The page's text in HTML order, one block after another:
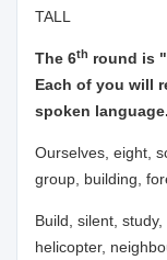
TALL
The 6th round is
Each of you will
spoken
Ourselves, eight,
group, building,
Build, silent,
helicopter,